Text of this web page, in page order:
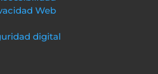
Web
digital